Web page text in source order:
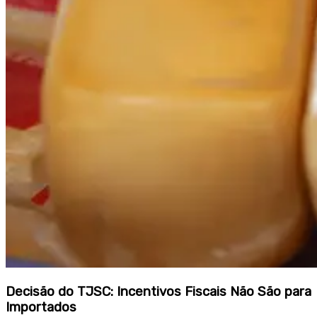
Decisão do TJSC: Incentivos Fiscais Não São para
Importados